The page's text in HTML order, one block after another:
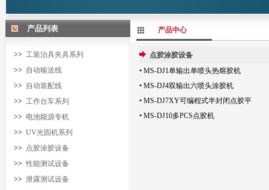
产品列表
>> 工装治具夹具系列
>> 自动输送线
>> 自动装配线
>> 工作台车系列
>> 电池能源专机
>> UV光固机系列
>> 点胶涂胶设备
>> 性能测试设备
>> 泄露测试设备
产品中心
点胶涂胶设备
• MS-DJ1单输出单喷头热熔胶机
• MS-DJ4双输出六喷头涂胶机
• MS-DJ7XY可编程式半封闭点胶平
• MS-DJ10多PCS点胶机